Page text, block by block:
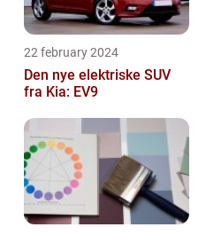
22 february 2024
Den nye elektriske SUV
fra Kia: EV9